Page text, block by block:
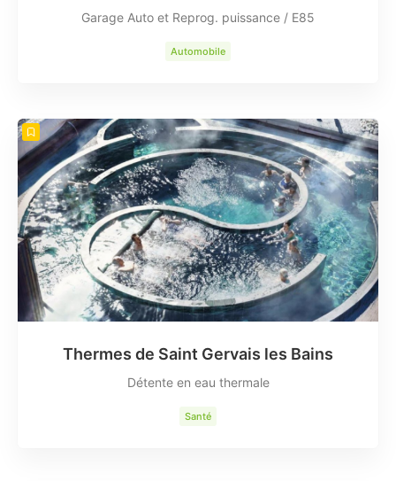
Garage Auto et Reprog. puissance / E85
Automobile
Thermes de Saint Gervais les Bains
Détente en eau thermale
Santé